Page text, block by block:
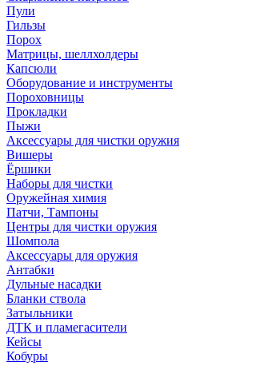
Пули
Гильзы
Порох
Матрицы, шеллхолдеры
Капсюли
Оборудование и инструменты
Пороховницы
Прокладки
Пыжи
Аксессуары для чистки оружия
Вишеры
Ёршики
Наборы для чистки
Оружейная химия
Патчи, Тампоны
Центры для чистки оружия
Шомпола
Аксессуары для оружия
Антабки
Дульные насадки
Бланки ствола
Затыльники
ДТК и пламегасители
Кейсы
Кобуры